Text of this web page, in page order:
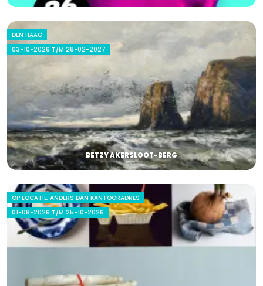
DEN HAAG
03-10-2026 T/M 28-02-2027
BETZY AKERSLOOT-BERG
OP LOCATIE, ANDERS DAN KANTOORADRES
01-08-2026 T/M 25-10-2026